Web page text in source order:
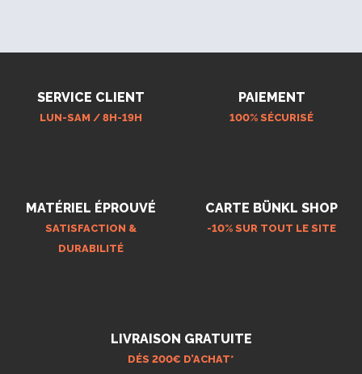
SERVICE CLIENT
LUN-SAM / 8H-19H
PAIEMENT
100% SÉCURISÉ
MATÉRIEL ÉPROUVÉ
SATISFACTION &
DURABILITÉ
CARTE BÜNKL SHOP
-10% SUR TOUT LE SITE
LIVRAISON GRATUITE
DÉS 200€ D’ACHAT*